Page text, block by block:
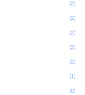
(2)
(2)
(2)
(2)
(2)
(1)
(0)